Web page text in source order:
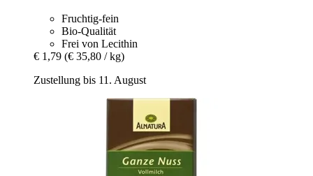
Fruchtig-fein
Bio-Qualität
Frei von Lecithin
€ 1,79 (€ 35,80 / kg)
Zustellung bis 11. August